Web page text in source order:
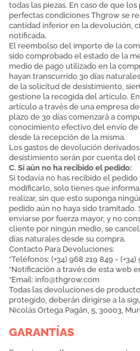
todas las piezas. En caso de que
perfectas condiciones Thgrow se
cantidad inferior en la devolución,
notificada.
El reembolso del importe de la
sido comprobado el estado de la
medio de pago utilizado en la
hayan transcurrido 30 días
de la solicitud de desistimiento,
gestione la recogida del artículo.
artículo a través de una empresa
plazo de 30 días comenzará a
conocimiento efectivo del envío de
desde la recepción de la misma.
Los gastos de devolución
desistimiento serán por cuenta del
C. Si aún no ha recibido el pedido:
Si todavía no has recibido el
modificarlo, solo tienes que
realizar, sin que esto suponga
pedido aún no haya sido
enviarse por fuerza mayor, y no
cliente por ningún medio, se
días naturales desde su compra.
Contacto Para Devoluciones:
*Teléfonos: (+34) 968 219 849 - (+34)
*Notificación a través de esta web
*Email: info@thgrow.com
Todas las devoluciones de
protegido, deberán dirigirse a la
Nicolás Ortega Pagán, 5, 30003,
GARANTÍAS